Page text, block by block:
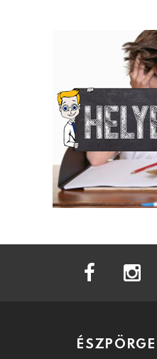
facebook